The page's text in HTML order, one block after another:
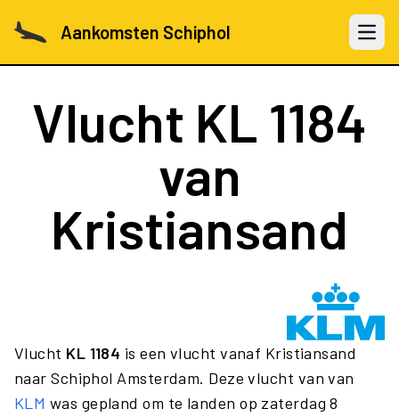
Aankomsten Schiphol Open
Vlucht KL 1184
van
Kristiansand
Vlucht KL 1184 is een vlucht vanaf Kristiansand
naar Schiphol Amsterdam. Deze vlucht van van
KLM was gepland om te landen op zaterdag 8